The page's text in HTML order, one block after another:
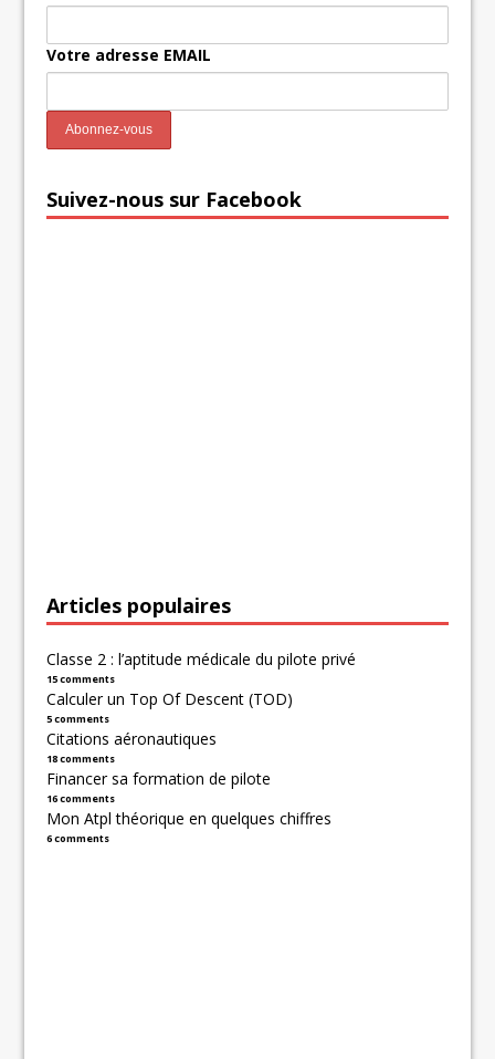
Votre adresse EMAIL
Suivez-nous sur Facebook
Articles populaires
Classe 2 : l’aptitude médicale du pilote privé
15 comments
Calculer un Top Of Descent (TOD)
5 comments
Citations aéronautiques
18 comments
Financer sa formation de pilote
16 comments
Mon Atpl théorique en quelques chiffres
6 comments